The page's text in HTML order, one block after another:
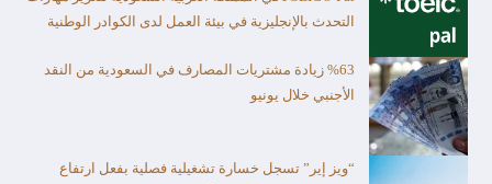
التحدث بالإنجليزية في بيئة العمل لدى الكوادر الوطنية
%63 زيادة مشتريات المصارف في السعودية من النقد
الأجنبي خلال يونيو
“ويز إير” تسجل خسارة تشغيلية فصلية بفعل ارتفاع